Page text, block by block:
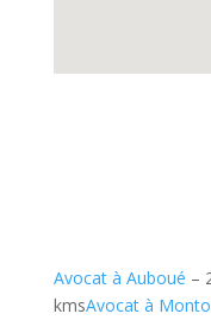
Avocat à Auboué –
kmsAvocat à